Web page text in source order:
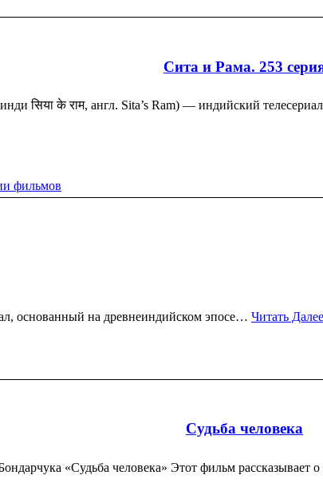
Сита и Рама. 253
सिया के राम, англ. Sita’s Ram) — индийский
фильмов
основанный на древнеиндийском эпосе… Читать Далее
Судьба человека
«Судьба человека» Этот фильм рассказывает